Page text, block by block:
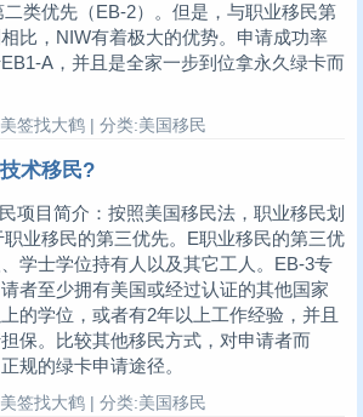
类优先（EB-2）。但是，与职业移民第
比，NIW有着极大的优势。申请成功率
A，并且是全家一步到位拿永久绿卡而
签找大鹤 | 分类:美国移民
术移民?
项目简介：按照美国移民法，职业移民划
业移民的第三优先。E职业移民的第三优
学士学位持有人以及其它工人。EB-3专
者至少拥有美国或经过认证的其他国家
的学位，或者有2年以上工作经验，并且
保。比较其他移民方式，对申请者而
规的绿卡申请途径。
签找大鹤 | 分类:美国移民